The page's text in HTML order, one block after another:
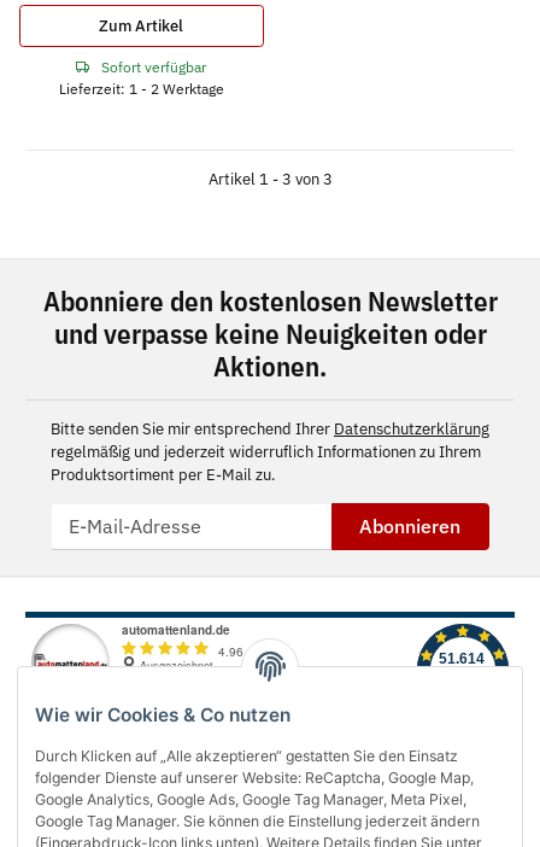
Wie wir Cookies & Co nutzen
Durch Klicken auf „Alle akzeptieren“ gestatten Sie den Einsatz
folgender Dienste auf unserer Website: ReCaptcha, Google Map,
Google Analytics, Google Ads, Google Tag Manager, Meta Pixel,
Google Tag Manager. Sie können die Einstellung jederzeit ändern
(Fingerabdruck-Icon links unten). Weitere Details finden Sie unter
Zum Artikel
Sofort verfügbar
Lieferzeit: 1 - 2 Werktage
Artikel 1 - 3 von 3
Abonniere den kostenlosen Newsletter
und verpasse keine Neuigkeiten oder
Aktionen.
Bitte senden Sie mir entsprechend Ihrer Datenschutzerklärung
regelmäßig und jederzeit widerruflich Informationen zu Ihrem
Produktsortiment per E-Mail zu.
Abonnieren
Über uns